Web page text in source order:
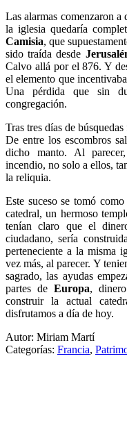
Las alarmas comenzaron a
la iglesia quedaría
Camisia, que
sido traída desde
Calvo allá por el 876. Y
el elemento que
Una pérdida que sin
congregación.
Tras tres días de
De entre los escombros
dicho manto. Al
incendio, no solo a ellos,
la reliquia.
Este suceso se tomó
catedral, un hermoso
tenían claro que el
ciudadano, sería
perteneciente a la misma
vez más, al parecer. Y
sagrado, las ayudas
partes de Europa,
construir la actual
disfrutamos a día de hoy.
Autor: Miriam Martí
Categorías: Francia,